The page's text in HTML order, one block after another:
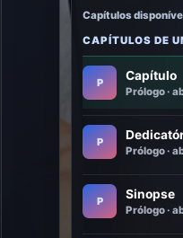
Capítulos
CAPÍTULOS DE
P
Capítulo
Prólogo ·
P
Prólogo ·
P
Sinopse
Prólogo ·